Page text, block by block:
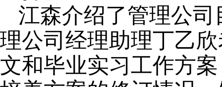
江森介绍了管理公
理公司经理助理丁乙
文和毕业实习工作方